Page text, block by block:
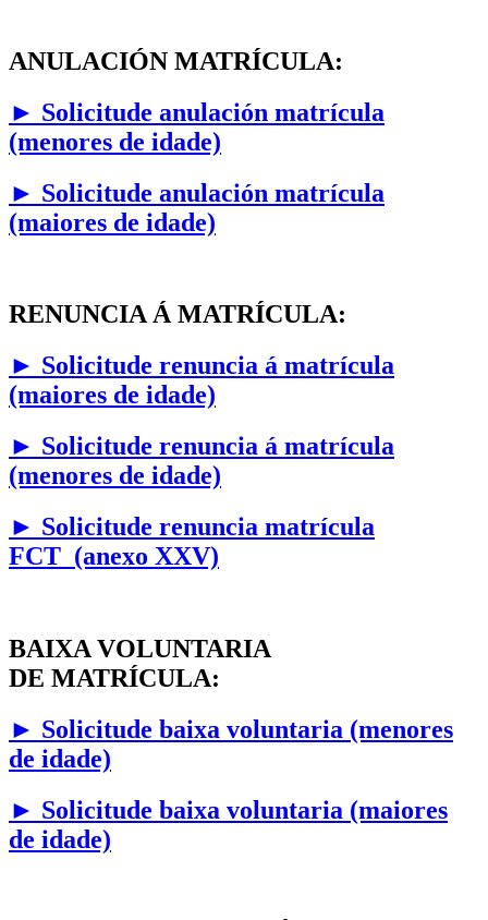
ANULACIÓN MATRÍCULA:
► Solicitude anulación matrícula
(menores de idade)
► Solicitude anulación matrícula
(maiores de idade)
RENUNCIA Á MATRÍCULA:
► Solicitude renuncia á matrícula
(maiores de idade)
► Solicitude renuncia á matrícula
(menores de idade)
► Solicitude renuncia matrícula
FCT (anexo XXV)
BAIXA VOLUNTARIA
DE MATRÍCULA:
► Solicitude baixa voluntaria (menores
de idade)
► Solicitude baixa voluntaria (maiores
de idade)